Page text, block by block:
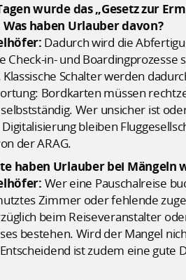
wurde das „Gesetz zur
Was haben Urlauber davon?
Dadurch wird die
Check-in- und
Schalter werden
Bordkarten müssen
Wer unsicher ist
bleiben
der ARAG.
haben Urlauber bei Mängeln
Wer eine Pauschalreise
Zimmer oder fehlende
beim Reiseveranstalter
bestehen. Wird der Mangel
ist zudem eine